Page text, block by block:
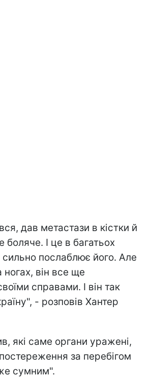
дав метастази в кістки й
боляче. І це в багатьох
послаблює його. Але
ногах, він все ще
справами. І він так
- розповів Хантер
які саме органи уражені,
за перебігом
сумним".